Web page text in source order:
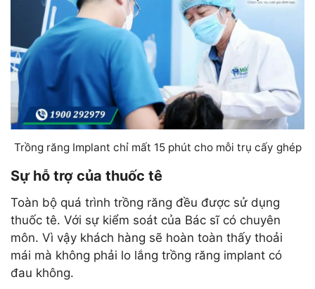
Trồng răng Implant chỉ mất 15 phút cho mỗi trụ cấy ghép
Sự hỗ trợ của thuốc tê
Toàn bộ quá trình trồng răng đều được sử dụng
thuốc tê. Với sự kiểm soát của Bác sĩ có chuyên
môn. Vì vậy khách hàng sẽ hoàn toàn thấy thoải
mái mà không phải lo lắng trồng răng implant có
đau không.